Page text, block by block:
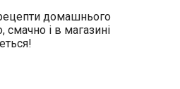
домашнього
і в магазині